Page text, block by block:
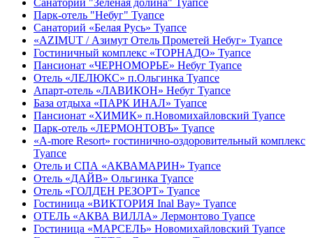
Парк-отель "Небуг" Туапсе
Санаторий «Белая Русь» Туапсе
«AZIMUT / Азимут Отель Прометей Небуг» Туапсе
Гостиничный комплекс «ТОРНАДО» Туапсе
Пансионат «ЧЕРНОМОРЬЕ» Небуг Туапсе
Отель «ЛЕЛЮКС» п.Ольгинка Туапсе
Апарт-отель «ЛАВИКОН» Небуг Туапсе
База отдыха «ПАРК ИНАЛ» Туапсе
Пансионат «ХИМИК» п.Новомихайловский Туапсе
Парк-отель «ЛЕРМОНТОВЪ» Туапсе
«A-more Resort» гостинично-оздоровительный комплекс
Туапсе
Отель и СПА «АКВАМАРИН» Туапсе
Отель «ДАЙВ» Ольгинка Туапсе
Отель «ГОЛДЕН РЕЗОРТ» Туапсе
Гостиница «ВИКТОРИЯ Inal Bay» Туапсе
ОТЕЛЬ «АКВА ВИЛЛА» Лермонтово Туапсе
Гостиница «МАРСЕЛЬ» Новомихайловский Туапсе